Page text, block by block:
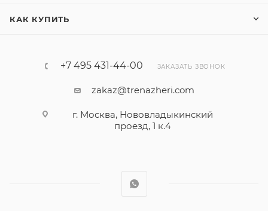
КАК КУПИТЬ
+7 495 431-44-00 ЗАКАЗАТЬ ЗВОНОК
zakaz@trenazheri.com
г. Москва, Нововладыкинский
проезд, 1 к.4